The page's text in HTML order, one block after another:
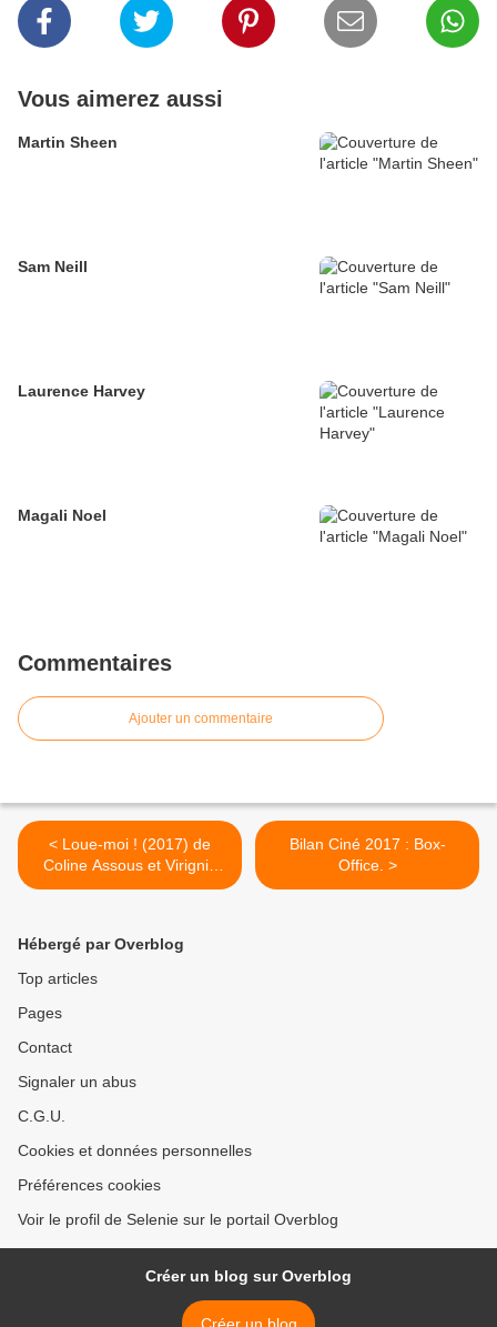
Vous aimerez aussi
Martin Sheen
Sam Neill
Laurence Harvey
Magali Noel
Commentaires
Ajouter un commentaire
< Loue-moi ! (2017) de
Coline Assous et Virignie
Schwartz.
Bilan Ciné 2017 : Box-
Office. >
Hébergé par Overblog
Top articles
Pages
Contact
Signaler un abus
C.G.U.
Cookies et données personnelles
Préférences cookies
Voir le profil de Selenie sur le portail Overblog
Créer un blog sur Overblog